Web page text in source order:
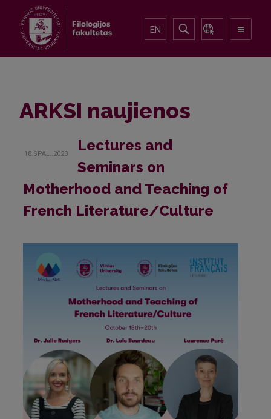
EN
ARKSI naujienos
18.SPAL..2023
Lectures and
Seminars on
Motherhood and Teaching of
French Literature/Culture